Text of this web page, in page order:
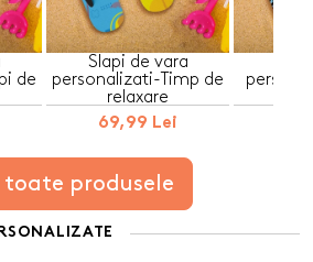
de
Slapi de vara
personalizati-Timp de
relaxare
69,99 Lei
toate produsele